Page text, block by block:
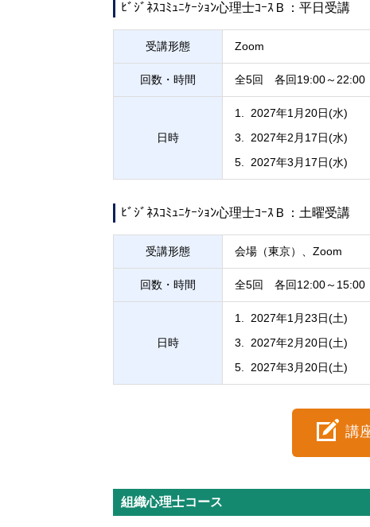
ﾋﾞｼﾞﾈｽｺﾐｭﾆｹｰｼｮﾝ心理士ｺｰｽＢ：平日受講
受講形態 Zoom
回数・時間 全5回 各回19:00～22:00
日時
2027年1月20日(水)
2027年2月17日(水)
2027年3月17日(水)
ﾋﾞｼﾞﾈｽｺﾐｭﾆｹｰｼｮﾝ心理士ｺｰｽＢ：土曜受講
受講形態 会場（東京）、Zoom
回数・時間 全5回 各回12:00～15:00
日時
2027年1月23日(土)
2027年2月20日(土)
2027年3月20日(土)
講
組織心理士コース